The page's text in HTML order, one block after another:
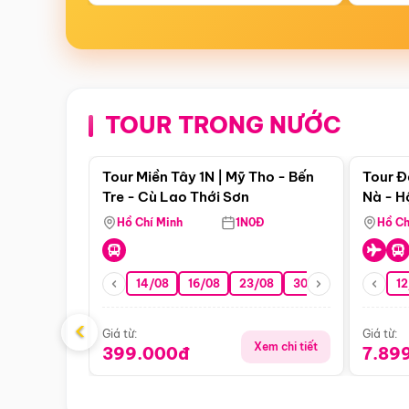
TOUR TRONG NƯỚC
Điểm nổi bật
Tour Miền Tây 1N | Mỹ Tho - Bến
Tre - Cù Lao Thới Sơn
Hồ Chí Minh 1N0Đ
14/08 16/08 23/08 30/08 06/09
Giá từ:
399.000đ Xem chi tiết
Tour
Nà -
Nha
Hồ
Giá từ:
‹